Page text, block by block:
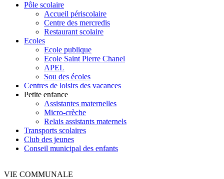
Pôle scolaire
Accueil périscolaire
Centre des mercredis
Restaurant scolaire
Ecoles
Ecole publique
Ecole Saint Pierre Chanel
APEL
Sou des écoles
Centres de loisirs des vacances
Petite enfance
Assistantes maternelles
Micro-crèche
Relais assistants maternels
Transports scolaires
Club des jeunes
Conseil municipal des enfants
VIE COMMUNALE